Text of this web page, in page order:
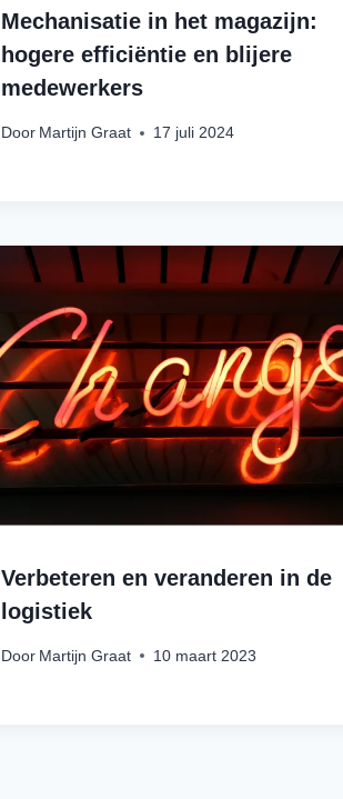
Mechanisatie in het magazijn:
hogere efficiëntie en blijere
medewerkers
Door Martijn Graat 17 juli 2024
Verbeteren en veranderen in de
logistiek
Door Martijn Graat 10 maart 2023